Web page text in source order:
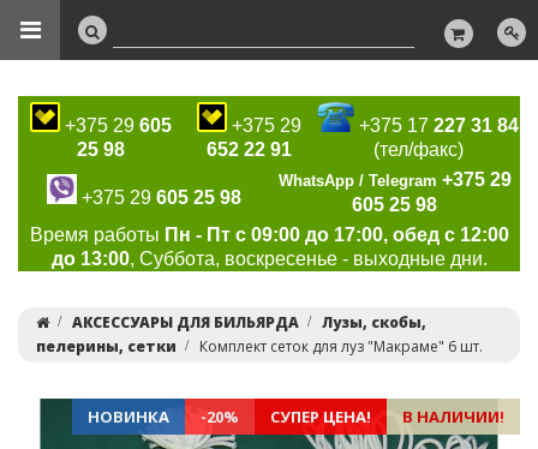
+375 29 605
25 98
+375 29
652 22 91
+375 17227 31 84
(тел/факс)
+375 29 605 25 98
WhatsApp / Telegram +375 29
605 25 98
Время работы Пн - Пт с 09:00 до 17:00, обед с 12:00
до 13:00, Суббота, воскресенье - выходные дни.
АКСЕССУАРЫ ДЛЯ БИЛЬЯРДА
Лузы, скобы,
пелерины, сетки
Комплект сеток для луз "Макраме" 6 шт.
НОВИНКА -20% СУПЕР ЦЕНА! В НАЛИЧИИ!